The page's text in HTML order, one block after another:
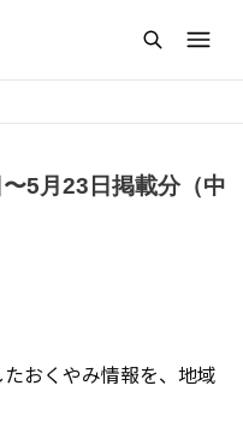
5月23日掲載分（中
おくやみ情報を、地域